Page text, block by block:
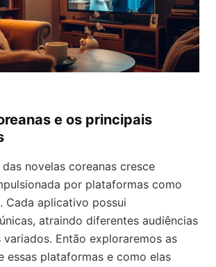
e os principais
novelas coreanas cresce
por plataformas como
. Cada aplicativo possui
atraindo diferentes audiências
Então exploraremos as
essas plataformas e como elas